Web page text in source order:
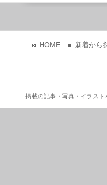
HOME 新着から
掲載の記事・写真・イラス